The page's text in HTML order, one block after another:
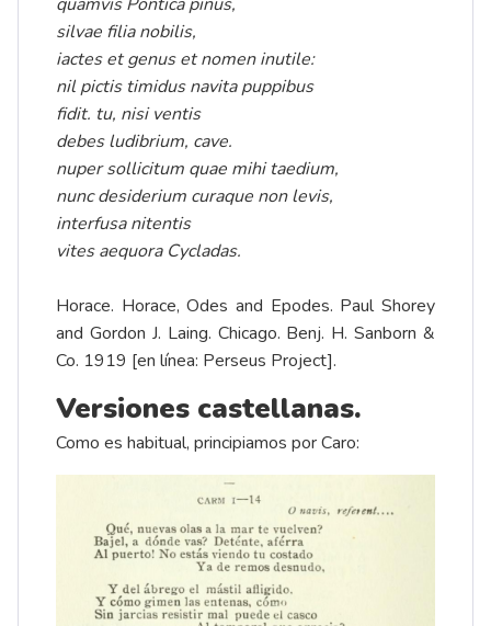
silvae filia nobilis,
iactes et genus et nomen inutile:
nil pictis timidus navita puppibus
fidit. tu, nisi ventis
debes ludibrium, cave.
nuper sollicitum quae mihi taedium,
nunc desiderium curaque non levis,
interfusa nitentis
vites aequora Cycladas.
Horace. Horace, Odes and Epodes. Paul Shorey
and Gordon J. Laing. Chicago. Benj. H. Sanborn &
Co. 1919 [en línea: Perseus Project].
Versiones castellanas.
Como es habitual, principiamos por Caro: